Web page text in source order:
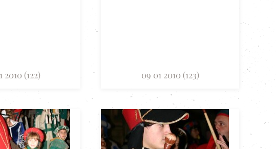
2010 (122) 09 01 2010 (123)